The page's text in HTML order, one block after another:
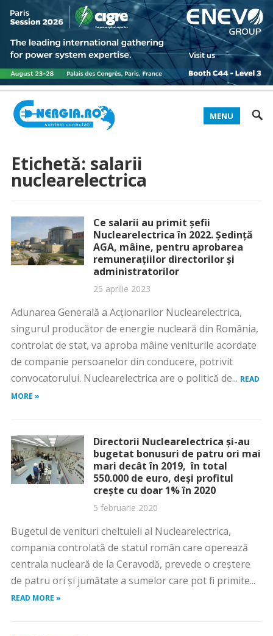
MENU
Etichetă: salarii
nuclearelectrica
Ce salarii au primit șefii
Nuclearelectrica în 2022. Ședință
AGA, mâine, pentru aprobarea
remunerațiilor directorilor și
administratorilor
25 aprilie 2023
Adunarea Generală a Acționarilor Nuclearelectrica,
singurul producător de energie nucleară din România,
controlat de stat, va aproba mâine veniturile acordate
de companie persoanelor din conducere, potrivit
convocatorului. Nuclearelectrica are o politică de... READ
MORE »
Directorii Nuclearelectrica și-au
bugetat bonusuri de patru ori mai
mari decât în 2019, în total
550.000 de euro, deși profitul
crește cu doar 1% în 2020
5 februarie 2020
Bugetul de venituri cheltuieli al Nuclearelectrica,
compania controlată de statul român care operează
centrala nucleară de la Ceravodă, prevede o creștere
de patru ori și jumătate a sumelor care pot fi primite...
READ MORE »